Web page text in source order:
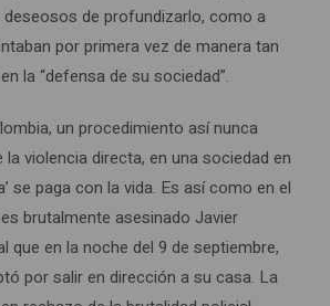
deseosos de profundizarlo, como a
por primera vez de manera tan
la “defensa de su sociedad”.
un procedimiento así nunca
violencia directa, en una sociedad en
se paga con la vida. Es así como en el
brutalmente asesinado Javier
que en la noche del 9 de septiembre,
por salir en dirección a su casa. La